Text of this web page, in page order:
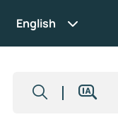
English